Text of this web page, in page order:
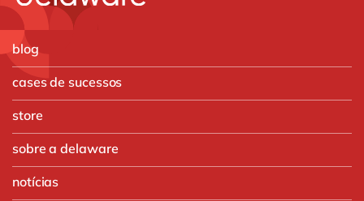
blog
cases de sucessos
store
sobre a delaware
notícias